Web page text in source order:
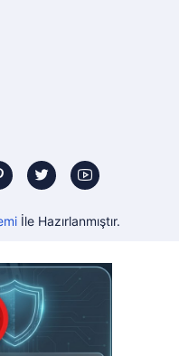
İle Hazırlanmıştır.